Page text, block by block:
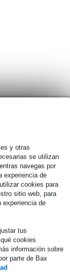
y otras
se utilizan
navegas por
experiencia de
cookies para
sitio web, para
experiencia de
tus
cookies
información sobre
parte de Bax